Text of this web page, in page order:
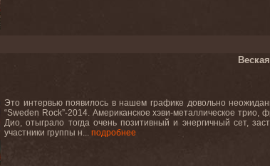
Это интервью появилось в нашем графике довольно
“Sweden Rock”-2014. Американское хэви-металлическое
Дио, отыграло тогда очень позитивный и энергичный сет,
участники группы н... подробнее